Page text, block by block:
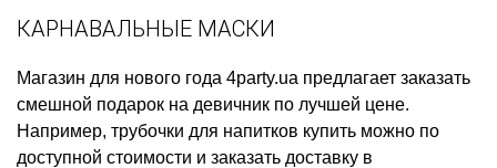
КАРНАВАЛЬНЫЕ МАСКИ
Магазин для нового года 4party.ua предлагает заказать
смешной подарок на девичник по лучшей цене.
Например, трубочки для напитков купить можно по
доступной стоимости и заказать доставку в